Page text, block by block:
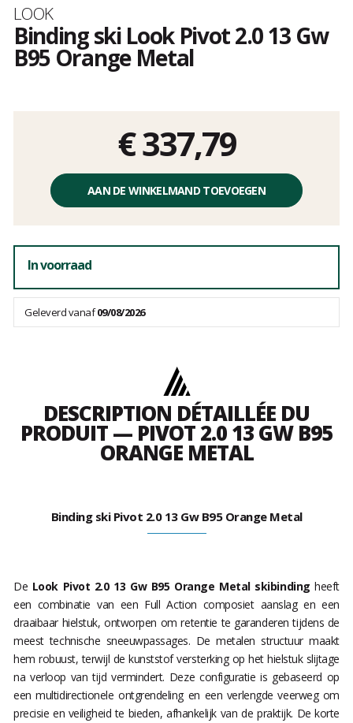
Merk
LOOK
Binding ski Look Pivot 2.0 13 Gw
B95 Orange Metal
€ 337,79
Éénheidsprijs,
AAN DE WINKELMAND TOEVOEGEN
In voorraad
Geleverd vanaf09/08/2026
DESCRIPTION DÉTAILLÉE DU
PRODUIT — PIVOT 2.0 13 GW B95
ORANGE METAL
Binding ski Pivot 2.0 13 Gw B95 Orange Metal
De Look Pivot 2.0 13 Gw B95 Orange Metal skibinding heeft
een combinatie van een Full Action composiet aanslag en een
draaibaar hielstuk, ontworpen om retentie te garanderen tijdens de
meest technische sneeuwpassages. De metalen structuur maakt
hem robuust, terwijl de kunststof versterking op het hielstuk slijtage
na verloop van tijd vermindert. Deze configuratie is gebaseerd op
een multidirectionele ontgrendeling en een verlengde veerweg om
precisie en veiligheid te bieden, afhankelijk van de praktijk. De korte